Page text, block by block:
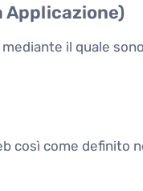
Applicazione)
il quale
così come definito